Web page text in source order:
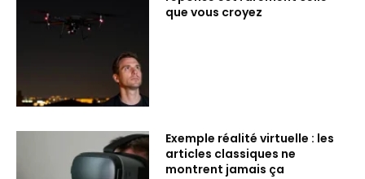
que vous croyez
Exemple réalité virtuelle : les
articles classiques ne
montrent jamais ça